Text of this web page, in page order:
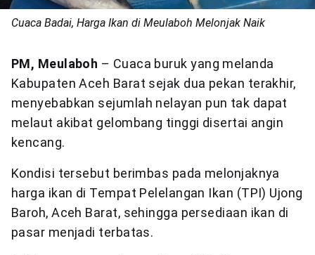
Cuaca Badai, Harga Ikan di Meulaboh Melonjak Naik
PM, Meulaboh – Cuaca buruk yang melanda
Kabupaten Aceh Barat sejak dua pekan terakhir,
menyebabkan sejumlah nelayan pun tak dapat
melaut akibat gelombang tinggi disertai angin
kencang.
Kondisi tersebut berimbas pada melonjaknya
harga ikan di Tempat Pelelangan Ikan (TPI) Ujong
Baroh, Aceh Barat, sehingga persediaan ikan di
pasar menjadi terbatas.